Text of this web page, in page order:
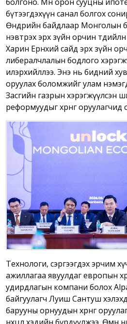
бүтээгдэхүүн санал болгох
Өнөөдрийн байдлаар Монголын
нэвтрэх эрх зүйн орчин
Харин Ерөнхий сайд эрх зүйн
либералчлалын бодлого
илэрхийллээ. Энэ нь бидний
оруулах боломжийг улам
Засгийн газрын хэрэгжүүлсэн
реформуудыг хөрөнгө
Технологи, сэргээгдэх эрчим
ажиллагаа явуулдаг европын
удирдлагын компани болох
байгуулагч Луиш Сантуш
барууны орнуудын хөрөнгө